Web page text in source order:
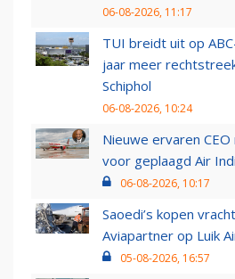
06-08-2026, 11:17
TUI breidt uit op
jaar meer
Schiphol
06-08-2026, 10:24
Nieuwe ervaren
voor geplaagd Air
06-08-2026, 10:17
Saoedi’s kopen
Aviapartner op Luik
05-08-2026, 16:57